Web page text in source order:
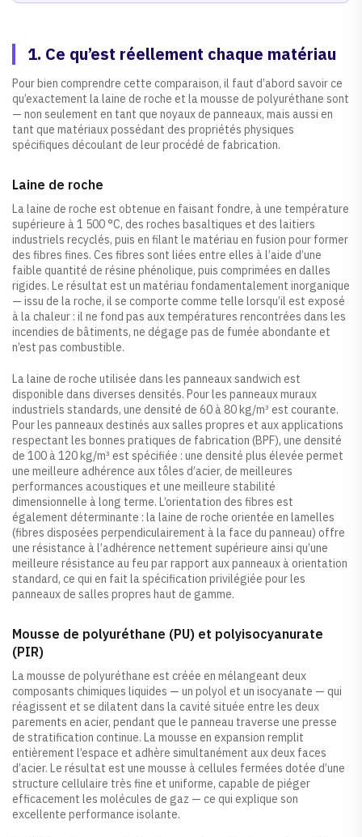
1. Ce qu’est réellement chaque matériau
Pour bien comprendre cette comparaison, il faut d’abord savoir ce
qu’exactement la laine de roche et la mousse de polyuréthane sont
— non seulement en tant que noyaux de panneaux, mais aussi en
tant que matériaux possédant des propriétés physiques
spécifiques découlant de leur procédé de fabrication.
Laine de roche
La laine de roche est obtenue en faisant fondre, à une température
supérieure à 1 500 °C, des roches basaltiques et des laitiers
industriels recyclés, puis en filant le matériau en fusion pour former
des fibres fines. Ces fibres sont liées entre elles à l’aide d’une
faible quantité de résine phénolique, puis comprimées en dalles
rigides. Le résultat est un matériau fondamentalement inorganique
— issu de la roche, il se comporte comme telle lorsqu’il est exposé
à la chaleur : il ne fond pas aux températures rencontrées dans les
incendies de bâtiments, ne dégage pas de fumée abondante et
n’est pas combustible.
La laine de roche utilisée dans les panneaux sandwich est
disponible dans diverses densités. Pour les panneaux muraux
industriels standards, une densité de 60 à 80 kg/m³ est courante.
Pour les panneaux destinés aux salles propres et aux applications
respectant les bonnes pratiques de fabrication (BPF), une densité
de 100 à 120 kg/m³ est spécifiée : une densité plus élevée permet
une meilleure adhérence aux tôles d’acier, de meilleures
performances acoustiques et une meilleure stabilité
dimensionnelle à long terme. L’orientation des fibres est
également déterminante : la laine de roche orientée en lamelles
(fibres disposées perpendiculairement à la face du panneau) offre
une résistance à l’adhérence nettement supérieure ainsi qu’une
meilleure résistance au feu par rapport aux panneaux à orientation
standard, ce qui en fait la spécification privilégiée pour les
panneaux de salles propres haut de gamme.
Mousse de polyuréthane (PU) et polyisocyanurate
(PIR)
La mousse de polyuréthane est créée en mélangeant deux
composants chimiques liquides — un polyol et un isocyanate — qui
réagissent et se dilatent dans la cavité située entre les deux
parements en acier, pendant que le panneau traverse une presse
de stratification continue. La mousse en expansion remplit
entièrement l’espace et adhère simultanément aux deux faces
d’acier. Le résultat est une mousse à cellules fermées dotée d’une
structure cellulaire très fine et uniforme, capable de piéger
efficacement les molécules de gaz — ce qui explique son
excellente performance isolante.